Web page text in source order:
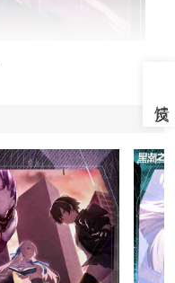
世界，宏伟的建筑是可